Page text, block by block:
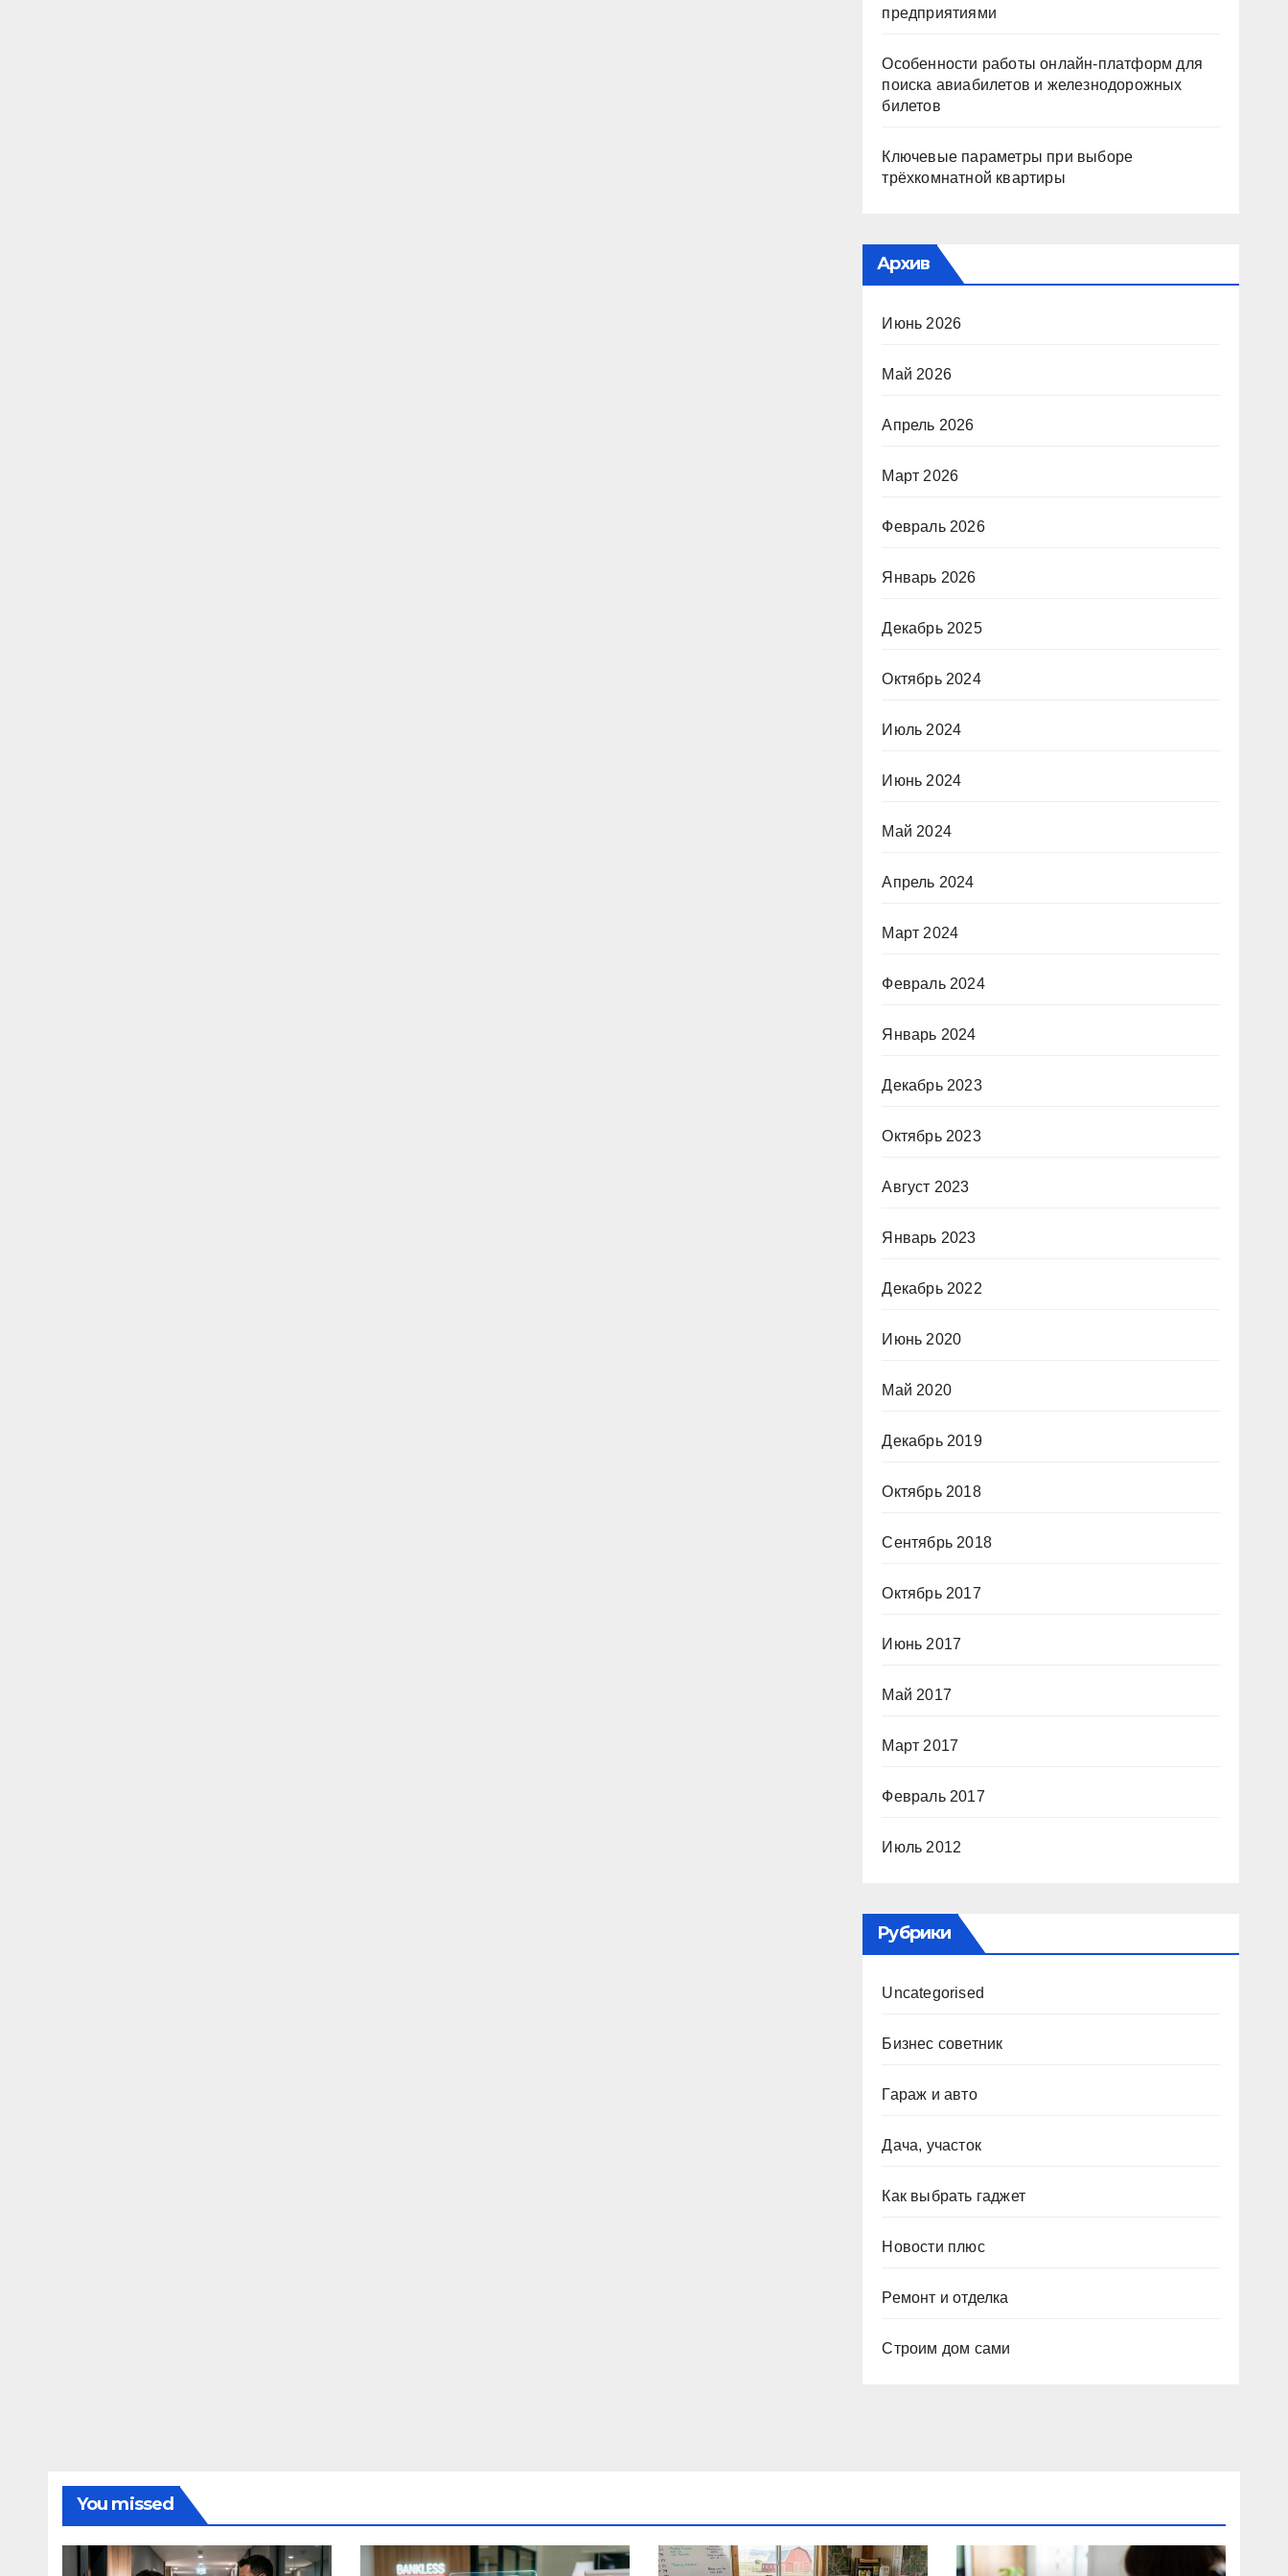
предприятиями
Особенности работы онлайн-платформ для
поиска авиабилетов и железнодорожных
билетов
Ключевые параметры при выборе
трёхкомнатной квартиры
Архив
Июнь 2026
Май 2026
Апрель 2026
Март 2026
Февраль 2026
Январь 2026
Декабрь 2025
Октябрь 2024
Июль 2024
Июнь 2024
Май 2024
Апрель 2024
Март 2024
Февраль 2024
Январь 2024
Декабрь 2023
Октябрь 2023
Август 2023
Январь 2023
Декабрь 2022
Июнь 2020
Май 2020
Декабрь 2019
Октябрь 2018
Сентябрь 2018
Октябрь 2017
Июнь 2017
Май 2017
Март 2017
Февраль 2017
Июль 2012
Рубрики
Uncategorised
Бизнес советник
Гараж и авто
Дача, участок
Как выбрать гаджет
Новости плюс
Ремонт и отделка
Строим дом сами
You missed